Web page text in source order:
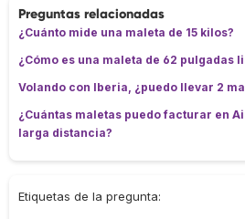
Preguntas relacionadas
¿Cuánto mide una maleta de 15 kilos?
¿Cómo es una maleta de 62 pulgadas
Volando con Iberia, ¿puedo llevar 2
¿Cuántas maletas puedo facturar en
larga distancia?
Etiquetas de la pregunta: